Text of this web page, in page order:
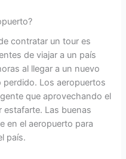
contratar un tour es
de viajar a un país
al llegar a un nuevo
Los aeropuertos
que aprovechando el
estafarte. Las buenas
en el aeropuerto para
país.